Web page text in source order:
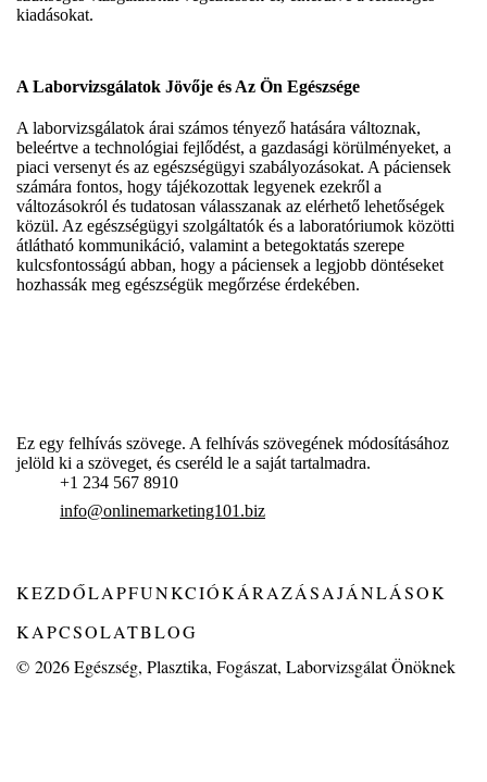
kiadásokat.
A Laborvizsgálatok Jövője és Az Ön Egészsége
A laborvizsgálatok árai számos tényező hatására változnak,
beleértve a technológiai fejlődést, a gazdasági körülményeket, a
piaci versenyt és az egészségügyi szabályozásokat. A páciensek
számára fontos, hogy tájékozottak legyenek ezekről a
változásokról és tudatosan válasszanak az elérhető lehetőségek
közül. Az egészségügyi szolgáltatók és a laboratóriumok közötti
átlátható kommunikáció, valamint a betegoktatás szerepe
kulcsfontosságú abban, hogy a páciensek a legjobb döntéseket
hozhassák meg egészségük megőrzése érdekében.
Ez egy felhívás szövege. A felhívás szövegének módosításához
jelöld ki a szöveget, és cseréld le a saját tartalmadra.
+1 234 567 8910
info@onlinemarketing101.biz
KEZDŐLAPFUNKCIÓKÁRAZÁSAJÁNLÁSOK
KAPCSOLATBLOG
© 2026Egészség, Plasztika, Fogászat, Laborvizsgálat Önöknek